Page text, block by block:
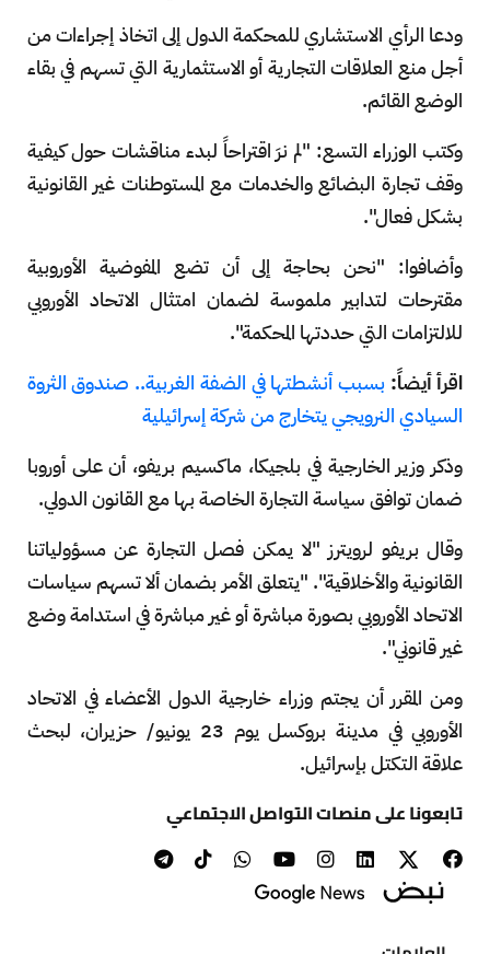
ودعا الرأي الاستشاري للمحكمة الدول إلى اتخاذ إجراءات من
أجل منع العلاقات التجارية أو الاستثمارية التي تسهم في بقاء
الوضع القائم.
وكتب الوزراء التسع: "لم نرَ اقتراحاً لبدء مناقشات حول كيفية
وقف تجارة البضائع والخدمات مع المستوطنات غير القانونية
بشكل فعال".
وأضافوا: "نحن بحاجة إلى أن تضع المفوضية الأوروبية
مقترحات لتدابير ملموسة لضمان امتثال الاتحاد الأوروبي
للالتزامات التي حددتها المحكمة".
اقرأ أيضاً:بسبب أنشطتها في الضفة الغربية.. صندوق الثروة
السيادي النرويجي يتخارج من شركة إسرائيلية
وذكر وزير الخارجية في بلجيكا، ماكسيم بريفو، أن على أوروبا
ضمان توافق سياسة التجارة الخاصة بها مع القانون الدولي.
وقال بريفو لرويترز "لا يمكن فصل التجارة عن مسؤولياتنا
القانونية والأخلاقية". "يتعلق الأمر بضمان ألا تسهم سياسات
الاتحاد الأوروبي بصورة مباشرة أو غير مباشرة في استدامة وضع
غير قانوني".
ومن المقرر أن يجتم وزراء خارجية الدول الأعضاء في الاتحاد
الأوروبي في مدينة بروكسل يوم 23 يونيو/ حزيران، لبحث
علاقة التكتل بإسرائيل.
تابعونا على منصات التواصل الاجتماعي